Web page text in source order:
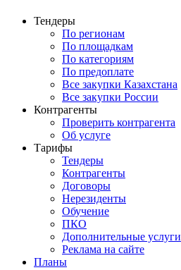
Тендеры
По регионам
По площадкам
По категориям
По предоплате
Все закупки Казахстана
Все закупки России
Контрагенты
Проверить контрагента
Об услуге
Тарифы
Тендеры
Контрагенты
Договоры
Нерезиденты
Обучение
ПКО
Дополнительные услуги
Реклама на сайте
Планы